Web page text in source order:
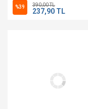
%39 390,00 TL
237,90 TL